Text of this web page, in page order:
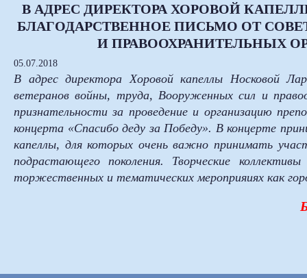
В АДРЕС ДИРЕКТОРА ХОРОВОЙ
БЛАГОДАРСТВЕННОЕ ПИСЬМО ОТ
И ПРАВООХРАНИТЕЛЬНЫХ
05.07.2018
В адрес директора Хоровой капеллы Носковой
ветеранов войны, труда, Вооруженных сил и
признательности за проведение и организацию
концерта «Спасибо деду за Победу». В концерте
капеллы, для которых очень важно принимать
подрастающего поколения. Творческие
торжественных и тематических мероприяиях как